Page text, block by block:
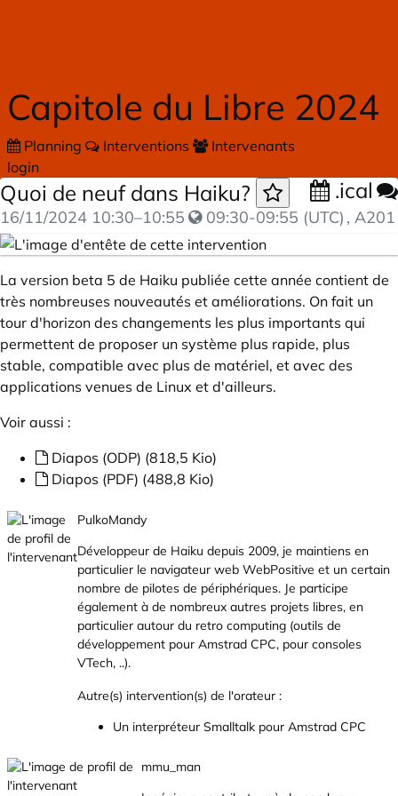
Capitole du Libre 2024
Planning Interventions
Intervenants
login
Quoi de neuf dans Haiku? .ical
16/11/2024 10:30–10:55 09:30-09:55 (UTC) , A201
La version beta 5 de Haiku publiée cette année contient de
très nombreuses nouveautés et améliorations. On fait un
tour d'horizon des changements les plus importants qui
permettent de proposer un système plus rapide, plus
stable, compatible avec plus de matériel, et avec des
applications venues de Linux et d'ailleurs.
Voir aussi :
Diapos (ODP) (818,5 Kio)
Diapos (PDF) (488,8 Kio)
PulkoMandy
Développeur de Haiku depuis 2009, je maintiens en
particulier le navigateur web WebPositive et un certain
nombre de pilotes de périphériques. Je participe
également à de nombreux autres projets libres, en
particulier autour du retro computing (outils de
développement pour Amstrad CPC, pour consoles
VTech, ..).
Autre(s) intervention(s) de l'orateur :
Un interpréteur Smalltalk pour Amstrad CPC
mmu_man